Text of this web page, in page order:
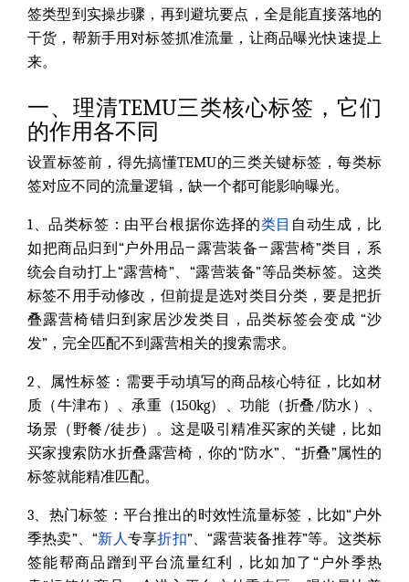
签类型到实操步骤，再到避坑要点，全是能直接落地的
干货，帮新手用对标签抓准流量，让商品曝光快速提上
来。
一、理清TEMU三类核心标签，它们
的作用各不同
设置标签前，得先搞懂TEMU的三类关键标签，每类标
签对应不同的流量逻辑，缺一个都可能影响曝光。
1、品类标签： 由平台根据你选择的类目 自动生成，比
如把商品归到“户外用品→露营装备→露营椅”类目，系
统会自动打上“露营椅”、“露营装备”等品类标签。这类
标签不用手动修改，但前提是选对类目分类，要是把折
叠露营椅错归到家居沙发类目，品类标签会变成 “沙
发”，完全匹配不到露营相关的搜索需求。
2、属性标签： 需要手动填写的商品核心特征，比如材
质（牛津布）、承重（150kg）、功能（折叠/防水）、
场景（野餐/徒步）。这是吸引精准买家的关键，比如
买家搜索防水折叠露营椅，你的“防水”、“折叠”属性的
标签就能精准匹配。
3、热门标签：平台推出的时效性流量标签，比如“户外
季热卖”、“新人专享折扣”、“露营装备推荐”等。这类标
签能帮商品蹭到平台流量红利，比如加了“户外季热